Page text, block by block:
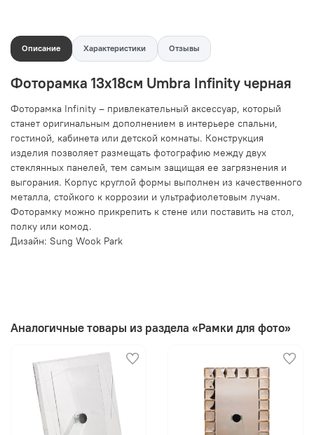
Описание Характеристики Отзывы
Фоторамка 13х18см Umbra Infinity черная
Фоторамка Infinity – привлекательный аксессуар, который
станет оригинальным дополнением в интерьере спальни,
гостиной, кабинета или детской комнаты. Конструкция
изделия позволяет размещать фотографию между двух
стеклянных панелей, тем самым защищая ее загрязнения и
выгорания. Корпус круглой формы выполнен из качественного
металла, стойкого к коррозии и ультрафиолетовым лучам.
Фоторамку можно прикрепить к стене или поставить на стол,
полку или комод.
Дизайн: Sung Wook Park
Аналогичные товары из раздела «Рамки для фото»